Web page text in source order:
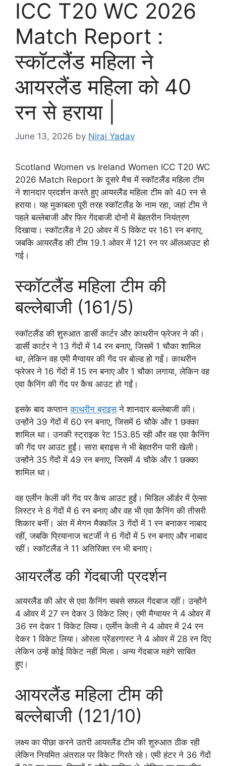
ICC T20 WC 2026
Match Report :
स्कॉटलैंड महिला ने
आयरलैंड महिला को 40
रन से हराया |
June 13, 2026 by Niraj Yadav
Scotland Women vs Ireland Women ICC T20 WC
2026 Match Report के दूसरे मैच में स्कॉटलैंड महिला टीम
ने शानदार प्रदर्शन करते हुए आयरलैंड महिला टीम को 40 रन से
हराया। यह मुकाबला पूरी तरह स्कॉटलैंड के नाम रहा, जहां टीम ने
पहले बल्लेबाजी और फिर गेंदबाजी दोनों में बेहतरीन नियंत्रण
दिखाया। स्कॉटलैंड ने 20 ओवर में 5 विकेट पर 161 रन बनाए,
जबकि आयरलैंड की टीम 19.1 ओवर में 121 रन पर ऑलआउट हो
गई।
स्कॉटलैंड महिला टीम की
बल्लेबाजी (161/5)
स्कॉटलैंड की शुरुआत डार्सी कार्टर और काथरीन फ्रेजर ने की।
डार्सी कार्टर ने 13 गेंदों में 14 रन बनाए, जिसमें 1 चौका शामिल
था, लेकिन वह एमी मैग्वायर की गेंद पर बोल्ड हो गईं। काथरीन
फ्रेजर ने 16 गेंदों में 15 रन बनाए और 1 चौका लगाया, लेकिन वह
एवा कैनिंग की गेंद पर कैच आउट हो गईं।
इसके बाद कप्तानकाथरीन ब्राइसने शानदार बल्लेबाजी की।
उन्होंने 39 गेंदों में 60 रन बनाए, जिसमें 6 चौके और 1 छक्का
शामिल था। उनकी स्ट्राइक रेट 153.85 रही और वह एवा कैनिंग
की गेंद पर आउट हुईं। सारा ब्राइस ने भी बेहतरीन पारी खेली।
उन्होंने 35 गेंदों में 49 रन बनाए, जिसमें 4 चौके और 1 छक्का
शामिल था।
वह एर्लीन केली की गेंद पर कैच आउट हुईं। मिडिल ऑर्डर में ऐल्सा
लिस्टर ने 8 गेंदों में 6 रन बनाए और वह भी एवा कैनिंग की तीसरी
शिकार बनीं। अंत में मेगन मैक्कॉल 3 गेंदों में 1 रन बनाकर नाबाद
रहीं, जबकि प्रियानाज चटर्जी ने 6 गेंदों में 5 रन बनाए और नाबाद
रहीं। स्कॉटलैंड ने 11 अतिरिक्त रन भी बनाए।
आयरलैंड की गेंदबाजी प्रदर्शन
आयरलैंड की ओर से एवा कैनिंग सबसे सफल गेंदबाज रहीं। उन्होंने
4 ओवर में 27 रन देकर 3 विकेट लिए। एमी मैग्वायर ने 4 ओवर में
36 रन देकर 1 विकेट लिया। एर्लीन केली ने 4 ओवर में 24 रन
देकर 1 विकेट लिया। ओरला प्रेंडरगास्ट ने 4 ओवर में 28 रन दिए
लेकिन उन्हें कोई विकेट नहीं मिला। अन्य गेंदबाज महंगे साबित
हुए।
आयरलैंड महिला टीम की
बल्लेबाजी (121/10)
लक्ष्य का पीछा करने उतरी आयरलैंड टीम की शुरुआत ठीक रही
लेकिन नियमित अंतराल पर विकेट गिरते रहे। एमी हंटर ने 36 गेंदों